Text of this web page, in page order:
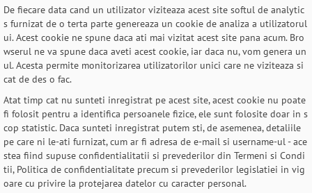
De fiecare data cand un utilizator viziteaza acest site softul de analytic
s furnizat de o terta parte genereaza un cookie de analiza a utilizatorul
ui. Acest cookie ne spune daca ati mai vizitat acest site pana acum. Bro
wserul ne va spune daca aveti acest cookie, iar daca nu, vom genera un
ul. Acesta permite monitorizarea utilizatorilor unici care ne viziteaza si
cat de des o fac.
Atat timp cat nu sunteti inregistrat pe acest site, acest cookie nu poate
fi folosit pentru a identifica persoanele fizice, ele sunt folosite doar in s
cop statistic. Daca sunteti inregistrat putem sti, de asemenea, detaliile
pe care ni le-ati furnizat, cum ar fi adresa de e-mail si username-ul - ace
stea fiind supuse confidentialitatii si prevederilor din Termeni si Condi
tii, Politica de confidentialitate precum si prevederilor legislatiei in vig
oare cu privire la protejarea datelor cu caracter personal.